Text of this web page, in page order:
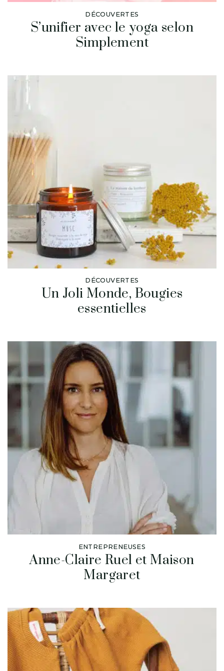
DÉCOUVERTES
S’unifier avec le yoga selon
Simplement
DÉCOUVERTES
Un Joli Monde, Bougies
essentielles
ENTREPRENEUSES
Anne-Claire Ruel et Maison
Margaret